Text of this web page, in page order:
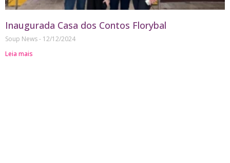
Inaugurada Casa dos Contos Florybal
Soup News
12/12/2024
Leia mais